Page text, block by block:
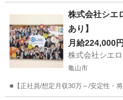
配送 フリータ
株式会社シエ
あり】
月給224,000円
株式会社シエロ
亀山市
■【正社員/想定月収30万～/安定性・